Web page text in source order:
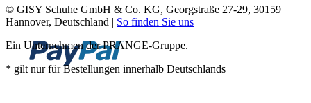
© GISY Schuhe GmbH & Co. KG, Georgstraße 27-29, 30159
Hannover, Deutschland | So finden Sie uns
Ein Unternehmen der PRANGE-Gruppe.
* gilt nur für Bestellungen innerhalb Deutschlands